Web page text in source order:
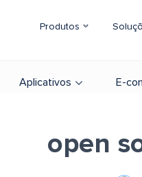
Produtos
Aplicativos E-
open